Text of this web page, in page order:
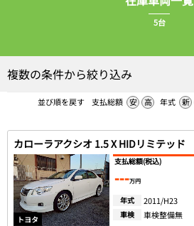
5台
複数の条件から絞り込み
並び順を戻す 支払総額 安 高 年式 新
カローラアクシオ 1.5 X HIDリミテッド
トヨタ
支払総額(税込)
---万円
年式 2011/H23
車検 車検整備無